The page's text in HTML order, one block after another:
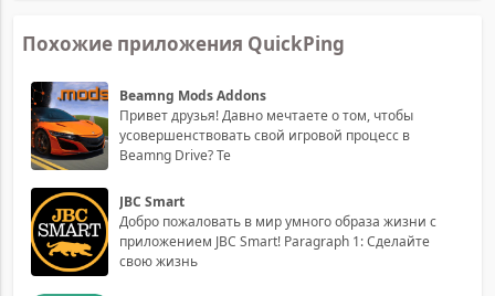
Похожие приложения QuickPing
Beamng Mods Addons
Привет друзья! Давно мечтаете о том, чтобы
усовершенствовать свой игровой процесс в
Beamng Drive? Те
JBC Smart
Добро пожаловать в мир умного образа жизни с
приложением JBC Smart! Paragraph 1: Сделайте
свою жизнь